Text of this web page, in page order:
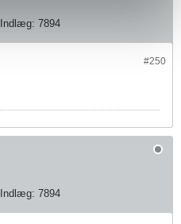
Indlæg: 7894
#250
Indlæg: 7894